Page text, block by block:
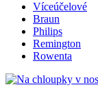
Víceúčelové
Braun
Philips
Remington
Rowenta